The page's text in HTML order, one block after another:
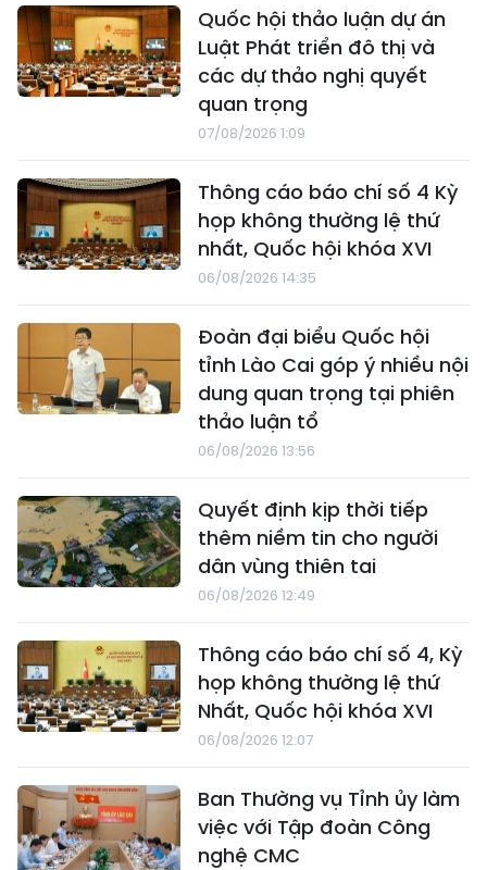
Quốc hội thảo luận dự án
Luật Phát triển đô thị và
các dự thảo nghị quyết
quan trọng
07/08/2026 1:09
Thông cáo báo chí số 4 Kỳ
họp không thường lệ thứ
nhất, Quốc hội khóa XVI
06/08/2026 14:35
Đoàn đại biểu Quốc hội
tỉnh Lào Cai góp ý nhiều nội
dung quan trọng tại phiên
thảo luận tổ
06/08/2026 13:56
Quyết định kịp thời tiếp
thêm niềm tin cho người
dân vùng thiên tai
06/08/2026 12:49
Thông cáo báo chí số 4, Kỳ
họp không thường lệ thứ
Nhất, Quốc hội khóa XVI
06/08/2026 12:07
Ban Thường vụ Tỉnh ủy làm
việc với Tập đoàn Công
nghệ CMC